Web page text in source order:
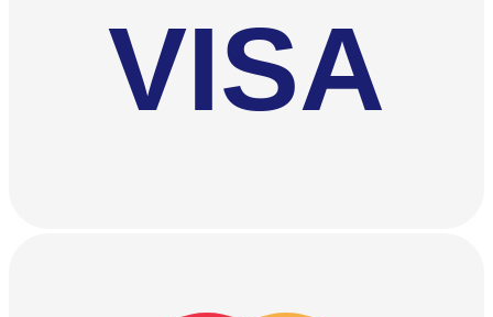
VISA